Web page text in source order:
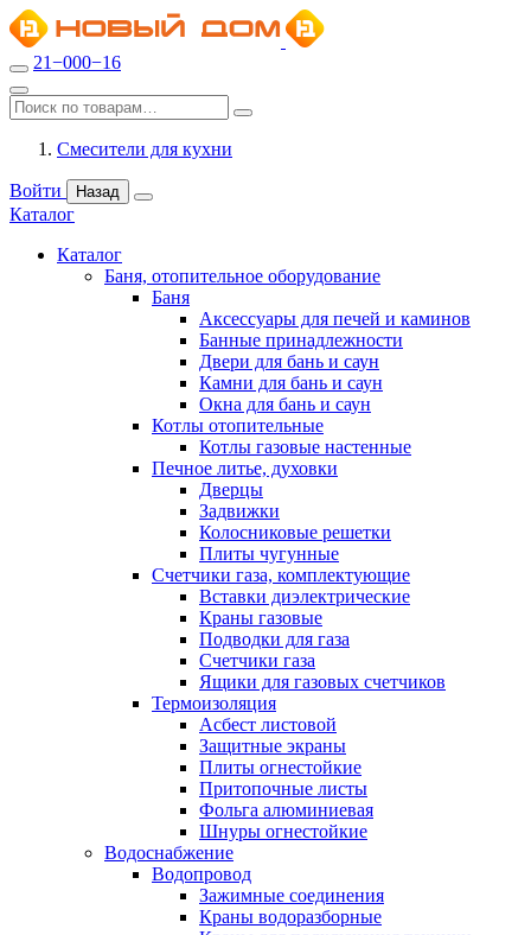
21−000−16
Смесители для кухни
Войти Назад
Каталог
Каталог
Баня, отопительное оборудование
Баня
Аксессуары для печей и каминов
Банные принадлежности
Двери для бань и саун
Камни для бань и саун
Окна для бань и саун
Котлы отопительные
Котлы газовые настенные
Печное литье, духовки
Дверцы
Задвижки
Колосниковые решетки
Плиты чугунные
Счетчики газа, комплектующие
Вставки диэлектрические
Краны газовые
Подводки для газа
Счетчики газа
Ящики для газовых счетчиков
Термоизоляция
Асбест листовой
Защитные экраны
Плиты огнестойкие
Притопочные листы
Фольга алюминиевая
Шнуры огнестойкие
Водоснабжение
Водопровод
Зажимные соединения
Краны водоразборные